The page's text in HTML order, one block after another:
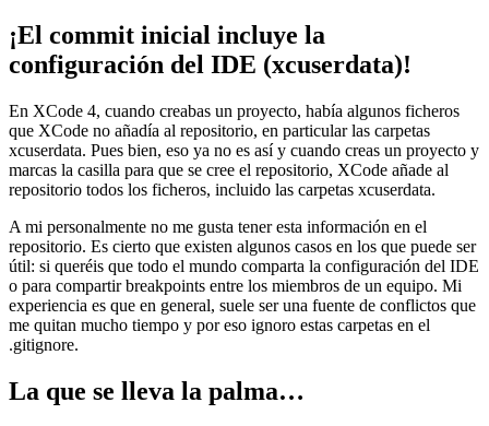
¡El commit inicial incluye la
configuración del IDE (xcuserdata)!
En XCode 4, cuando creabas un proyecto, había algunos ficheros
que XCode no añadía al repositorio, en particular las carpetas
xcuserdata. Pues bien, eso ya no es así y cuando creas un proyecto y
marcas la casilla para que se cree el repositorio, XCode añade al
repositorio todos los ficheros, incluido las carpetas xcuserdata.
A mi personalmente no me gusta tener esta información en el
repositorio. Es cierto que existen algunos casos en los que puede ser
útil: si queréis que todo el mundo comparta la configuración del IDE
o para compartir breakpoints entre los miembros de un equipo. Mi
experiencia es que en general, suele ser una fuente de conflictos que
me quitan mucho tiempo y por eso ignoro estas carpetas en el
.gitignore.
La que se lleva la palma…